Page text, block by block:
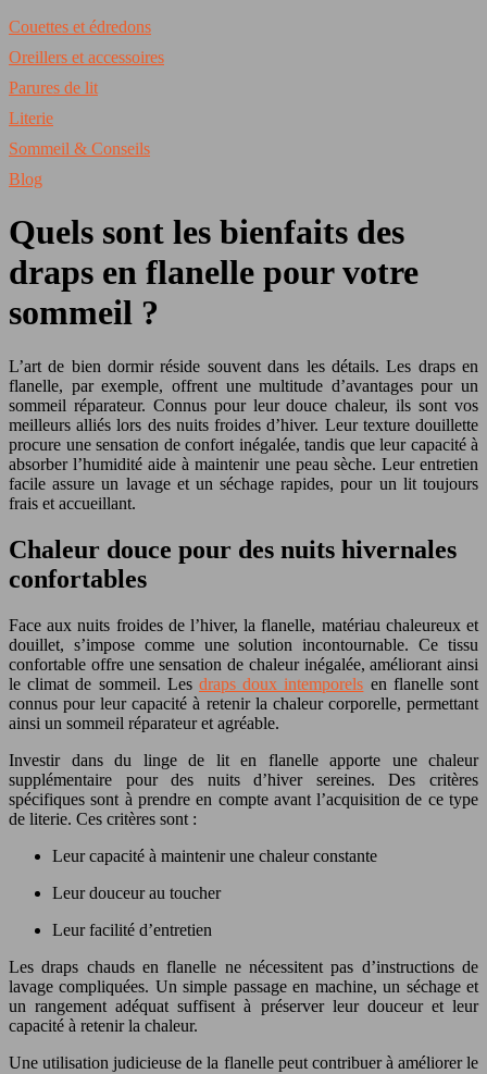
Couettes et édredons
Oreillers et accessoires
Parures de lit
Literie
Sommeil & Conseils
Blog
Quels sont les bienfaits des
draps en flanelle pour votre
sommeil ?
L’art de bien dormir réside souvent dans les détails. Les draps en
flanelle, par exemple, offrent une multitude d’avantages pour un
sommeil réparateur. Connus pour leur douce chaleur, ils sont vos
meilleurs alliés lors des nuits froides d’hiver. Leur texture douillette
procure une sensation de confort inégalée, tandis que leur capacité à
absorber l’humidité aide à maintenir une peau sèche. Leur entretien
facile assure un lavage et un séchage rapides, pour un lit toujours
frais et accueillant.
Chaleur douce pour des nuits hivernales
confortables
Face aux nuits froides de l’hiver, la flanelle, matériau chaleureux et
douillet, s’impose comme une solution incontournable. Ce tissu
confortable offre une sensation de chaleur inégalée, améliorant ainsi
le climat de sommeil. Les draps doux intemporels en flanelle sont
connus pour leur capacité à retenir la chaleur corporelle, permettant
ainsi un sommeil réparateur et agréable.
Investir dans du linge de lit en flanelle apporte une chaleur
supplémentaire pour des nuits d’hiver sereines. Des critères
spécifiques sont à prendre en compte avant l’acquisition de ce type
de literie. Ces critères sont :
Leur capacité à maintenir une chaleur constante
Leur douceur au toucher
Leur facilité d’entretien
Les draps chauds en flanelle ne nécessitent pas d’instructions de
lavage compliquées. Un simple passage en machine, un séchage et
un rangement adéquat suffisent à préserver leur douceur et leur
capacité à retenir la chaleur.
Une utilisation judicieuse de la flanelle peut contribuer à améliorer le